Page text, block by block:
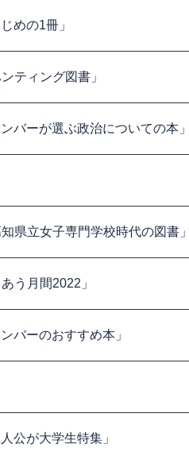
めの1冊」
ティング図書」
バーが選ぶ政治についての本」
県立女子専門学校時代の図書」
う月間2022」
バーのおすすめ本」
公が大学生特集」